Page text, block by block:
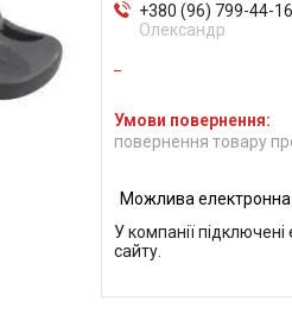
+380 (96) 799-44-16
Олександр
повернення товару
У компанії
сайту.